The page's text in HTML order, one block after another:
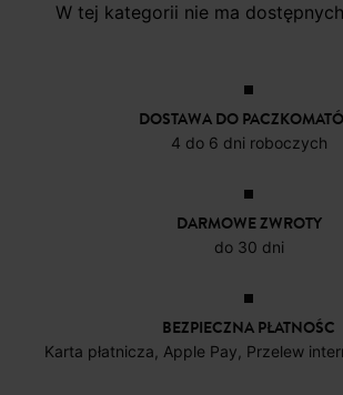
W tej kategorii nie ma
DOSTAWA DO
4 do 6 dni roboczych
DARMOWE ZWROTY
do 30 dni
BEZPIECZNA PŁATNOŚC
Karta płatnicza, Apple Pay, Przelew